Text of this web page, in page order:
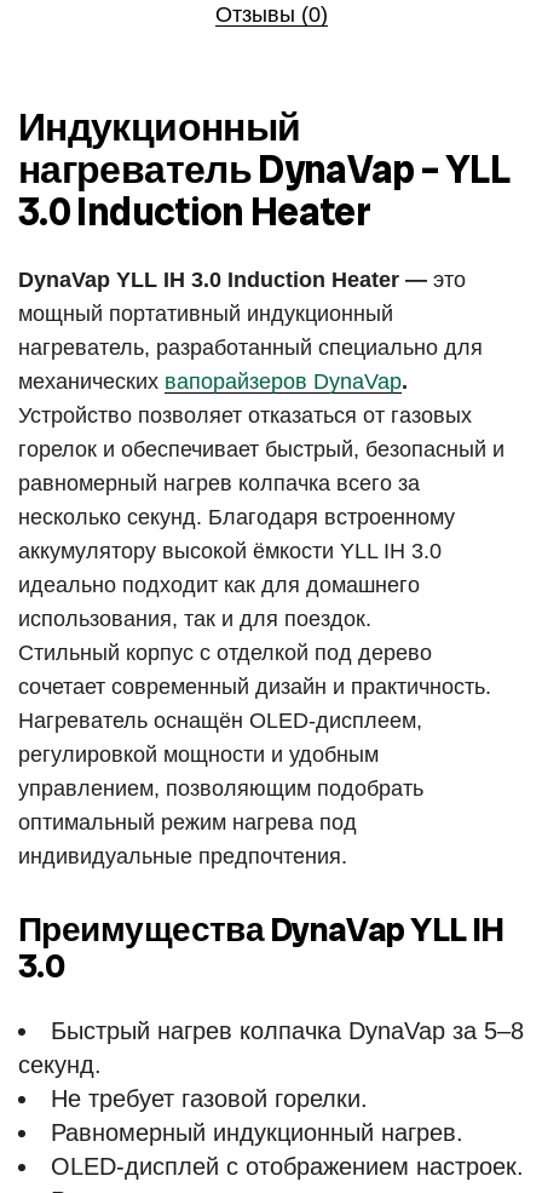
Отзывы (0)
Индукционный
нагреватель DynaVap – YLL
3.0 Induction Heater
DynaVap YLL IH 3.0 Induction Heater — это
мощный портативный индукционный
нагреватель, разработанный специально для
механических вапорайзеров DynaVap.
Устройство позволяет отказаться от газовых
горелок и обеспечивает быстрый, безопасный и
равномерный нагрев колпачка всего за
несколько секунд. Благодаря встроенному
аккумулятору высокой ёмкости YLL IH 3.0
идеально подходит как для домашнего
использования, так и для поездок.
Стильный корпус с отделкой под дерево
сочетает современный дизайн и практичность.
Нагреватель оснащён OLED-дисплеем,
регулировкой мощности и удобным
управлением, позволяющим подобрать
оптимальный режим нагрева под
индивидуальные предпочтения.
Преимущества DynaVap YLL IH
3.0
Быстрый нагрев колпачка DynaVap за 5–8
секунд.
Не требует газовой горелки.
Равномерный индукционный нагрев.
OLED-дисплей с отображением настроек.